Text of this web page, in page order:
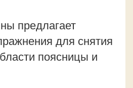
предлагает
для снятия
поясницы и